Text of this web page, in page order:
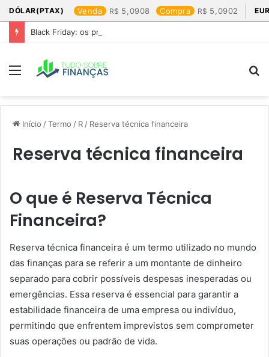
DÓLAR(PTAX) Venda 5,0908 Compra 5,0902
Black Friday: os produtos que mais valem a pena
Menu
Início /Termo / R / Reserva técnica financeira
Reserva técnica financeira
O que é Reserva Técnica
Financeira?
Reserva técnica financeira é um termo utilizado no mundo
das finanças para se referir a um montante de dinheiro
separado para cobrir possíveis despesas inesperadas ou
emergências. Essa reserva é essencial para garantir a
estabilidade financeira de uma empresa ou indivíduo,
permitindo que enfrentem imprevistos sem comprometer
suas operações ou padrão de vida.